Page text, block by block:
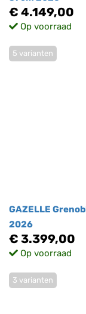
€ 4.149,00
Op voorraad
GAZELLE
2026
5 varianten
€ 3.399,00
Op voorraad
3 varianten